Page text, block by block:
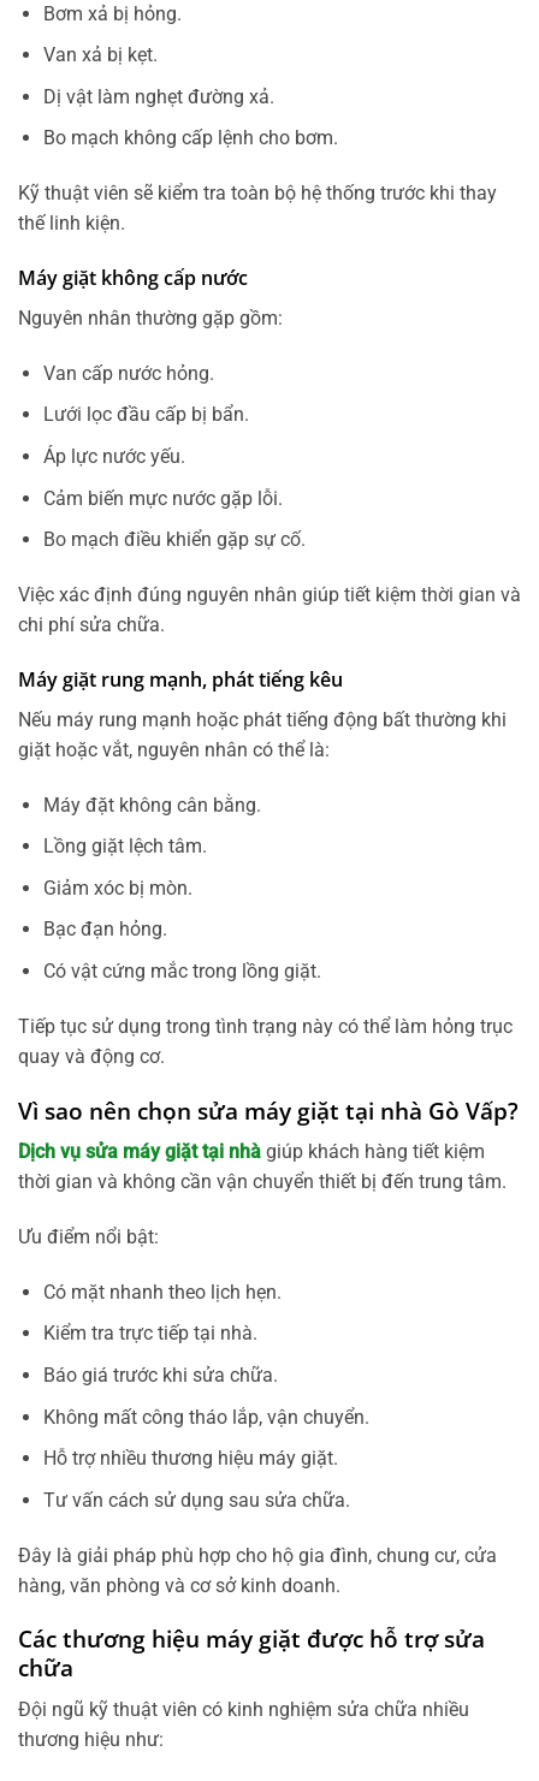
Bơm xả bị hỏng.
Van xả bị kẹt.
Dị vật làm nghẹt đường xả.
Bo mạch không cấp lệnh cho bơm.
Kỹ thuật viên sẽ kiểm tra toàn bộ hệ thống trước khi thay
thế linh kiện.
Máy giặt không cấp nước
Nguyên nhân thường gặp gồm:
Van cấp nước hỏng.
Lưới lọc đầu cấp bị bẩn.
Áp lực nước yếu.
Cảm biến mực nước gặp lỗi.
Bo mạch điều khiển gặp sự cố.
Việc xác định đúng nguyên nhân giúp tiết kiệm thời gian và
chi phí sửa chữa.
Máy giặt rung mạnh, phát tiếng kêu
Nếu máy rung mạnh hoặc phát tiếng động bất thường khi
giặt hoặc vắt, nguyên nhân có thể là:
Máy đặt không cân bằng.
Lồng giặt lệch tâm.
Giảm xóc bị mòn.
Bạc đạn hỏng.
Có vật cứng mắc trong lồng giặt.
Tiếp tục sử dụng trong tình trạng này có thể làm hỏng trục
quay và động cơ.
Vì sao nên chọn sửa máy giặt tại nhà Gò Vấp?
Dịch vụ sửa máy giặt tại nhà giúp khách hàng tiết kiệm
thời gian và không cần vận chuyển thiết bị đến trung tâm.
Ưu điểm nổi bật:
Có mặt nhanh theo lịch hẹn.
Kiểm tra trực tiếp tại nhà.
Báo giá trước khi sửa chữa.
Không mất công tháo lắp, vận chuyển.
Hỗ trợ nhiều thương hiệu máy giặt.
Tư vấn cách sử dụng sau sửa chữa.
Đây là giải pháp phù hợp cho hộ gia đình, chung cư, cửa
hàng, văn phòng và cơ sở kinh doanh.
Các thương hiệu máy giặt được hỗ trợ sửa
chữa
Đội ngũ kỹ thuật viên có kinh nghiệm sửa chữa nhiều
thương hiệu như: